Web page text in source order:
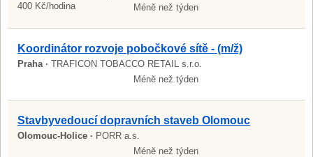
400 Kč/hodina
Méně než týden
Koordinátor rozvoje pobočkové sítě - (m/ž)
Praha · TRAFICON TOBACCO RETAIL s.r.o.
Méně než týden
Stavbyvedoucí dopravních staveb Olomouc
Olomouc-Holice · PORR a.s.
Méně než týden